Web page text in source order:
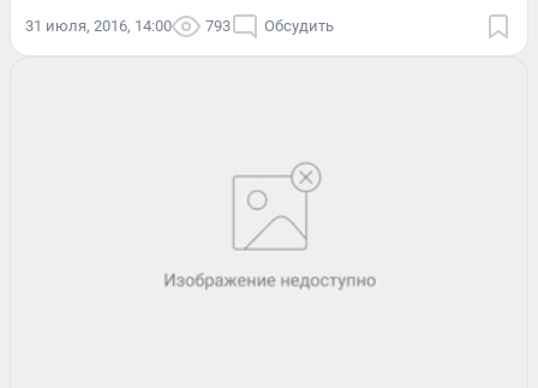
31 июля, 2016, 14:00 793 Обсудить